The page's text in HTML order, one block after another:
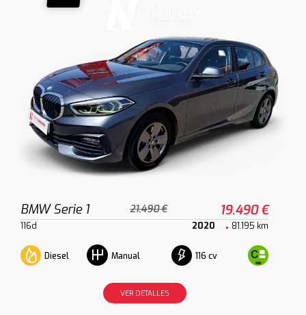
BMW Serie 1 21.490 € 19.490 €
116d 2020 81.195 km
Diesel Manual 116 cv
VER DETALLES